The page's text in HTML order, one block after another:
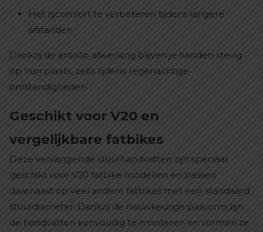
Het rijcomfort te verbeteren tijdens langere
afstanden
Dankzij de antislip afwerking blijven je handen stevig
op hun plaats, zelfs tijdens regenachtige
omstandigheden.
Geschikt voor V20 en
vergelijkbare fatbikes
Deze vervangende stuurhandvatten zijn speciaal
geschikt voor V20 fatbike modellen en passen
daarnaast op veel andere fatbikes met een standaard
stuurdiameter. Dankzij de nauwkeurige pasvorm zijn
de handvatten eenvoudig te monteren en vormen ze